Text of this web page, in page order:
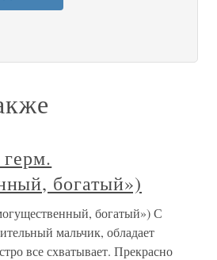
богатый»)
богатый») С
мальчик, обладает
все схватывает. Прекрасно